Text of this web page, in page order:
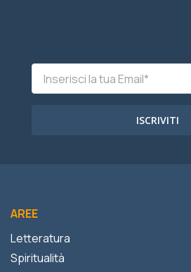
ISCRIVITI
AREE
Letteratura
Spiritualità